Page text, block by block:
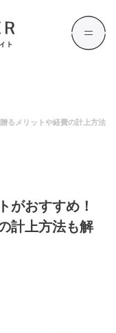
るメリットや経費の計上方法
がおすすめ！
計上方法も解